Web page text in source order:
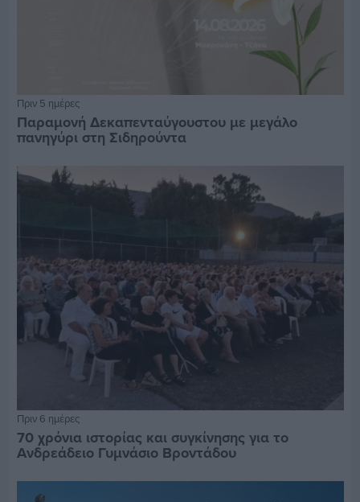
Πριν 5 ημέρες
Παραμονή Δεκαπενταύγουστου με μεγάλο
πανηγύρι στη Σιδηρούντα
Πριν 6 ημέρες
70 χρόνια ιστορίας και συγκίνησης για το
Ανδρεάδειο Γυμνάσιο Βροντάδου